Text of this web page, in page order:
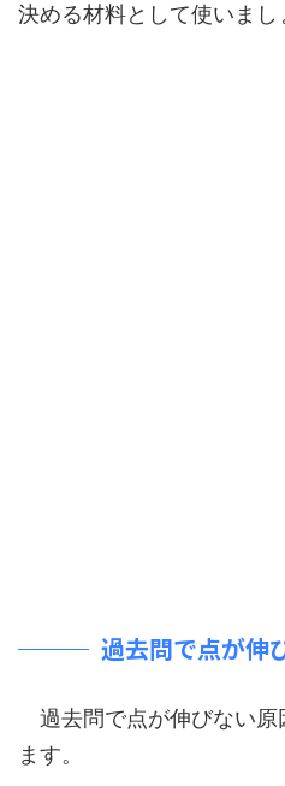
決める材料として使いまし
過去問で点が伸
過去問で点が伸びない原
ます。